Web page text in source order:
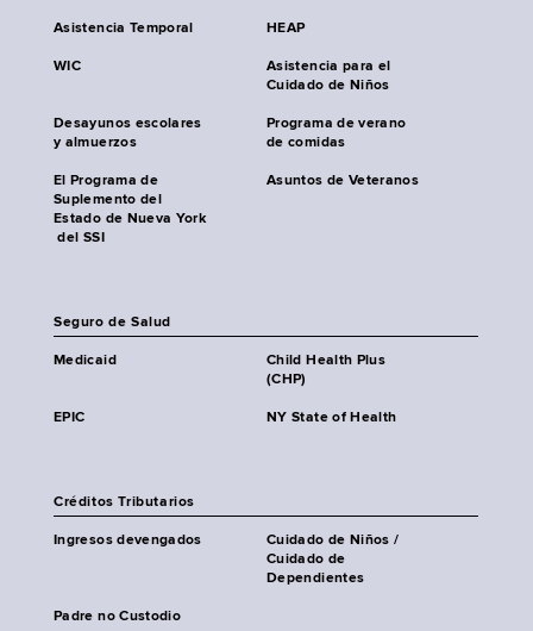
Asistencia Temporal HEAP
WIC
Asistencia para el
Cuidado de Niños
Desayunos escolares
y almuerzos
Programa de verano
de comidas
El Programa de
Suplemento del
Estado de Nueva York
del SSI
Asuntos de Veteranos
Seguro de Salud
Medicaid
Child Health Plus
(CHP)
EPIC NY State of Health
Créditos Tributarios
Ingresos devengados
Cuidado de Niños /
Cuidado de
Dependientes
Padre no Custodio